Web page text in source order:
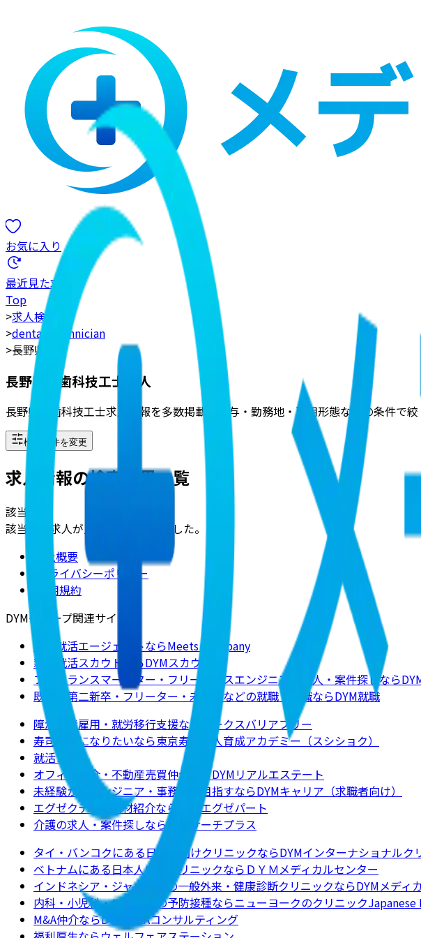
お気に入り
最近見た求人
Top
>求人検索
>dental_technician
>長野県
長野県の歯科技工士求人
長野県の歯科技工士求人情報を多数掲載。給与・勤務地・雇用形態などの条件で
検索条件を変更
求人情報の検索結果一覧
該当
該当する求人が見つかりませんでした。
会社概要
プライバシーポリシー
利用規約
DYMグループ関連サイト
新卒就活エージェントならMeets Company
新卒就活スカウトならDYMスカウト
フリーランスマーケター・フリーランスエンジニアの求人・案件探しならDYM
既卒・第二新卒・フリーター・未経験などの就職・転職ならDYM就職
障がい者雇用・就労移行支援ならワークスバリアフリー
寿司職人になりたいなら東京寿司職人育成アカデミー（スシショク）
就活ノート
オフィス仲介・不動産売買仲介ならDYMリアルエステート
未経験からエンジニア・事務職を目指すならDYMキャリア（求職者向け）
エグゼクティブ人材紹介ならDYMエグゼパート
介護の求人・案件探しなら介護サーチプラス
タイ・バンコクにある日本人向けクリニックならDYMインターナショナルク
ベトナムにある日本人向けクリニックならＤＹＭメディカルセンター
インドネシア・ジャカルタの一般外来・健康診断クリニックならDYMメディ
内科・小児科・ワクチンの予防接種ならニューヨークのクリニックJapanese
M&A仲介ならDYM M&Aコンサルティング